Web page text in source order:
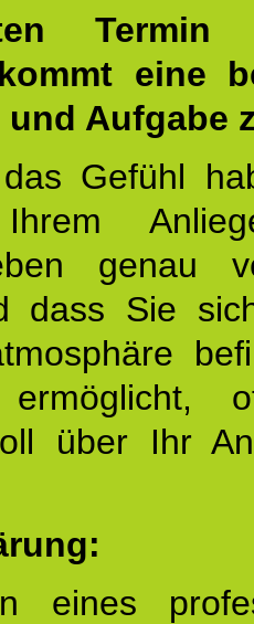
eine
Aufgabe
Gefühl
genau
dass Sie
über Ihr
eines